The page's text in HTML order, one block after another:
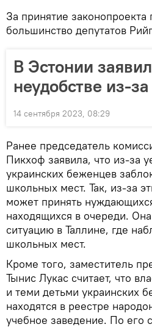
За принятие законопроекта
большинство депутатов
В Эстонии
неудобстве из-
14 сентября 2023, 08:29
Ранее председатель
Пикхоф заявила, что из-за
украинских беженцев
школьных мест. Так, из-за
может принять
находящихся в очереди.
ситуацию в Таллине, где
школьных мест.
Кроме того, заместитель
Тынис Лукас считает, что
и теми детьми украинских
находятся в реестре
учебное заведение. По его